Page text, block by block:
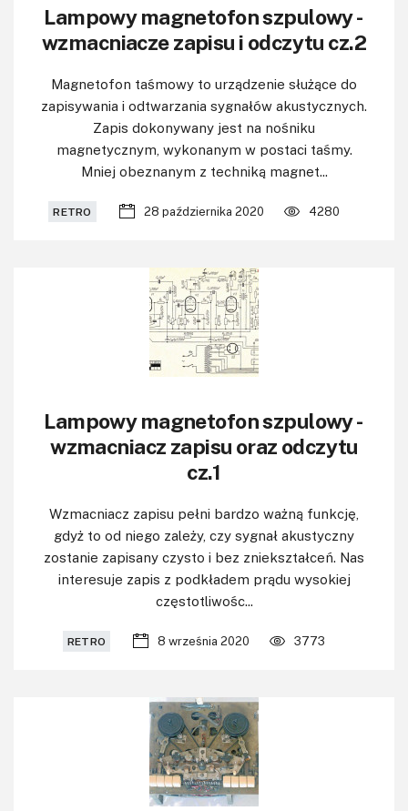
Lampowy magnetofon szpulowy -
wzmacniacze zapisu i odczytu cz.2
Magnetofon taśmowy to urządzenie służące do
zapisywania i odtwarzania sygnałów akustycznych.
Zapis dokonywany jest na nośniku
magnetycznym, wykonanym w postaci taśmy.
Mniej obeznanym z techniką magnet...
RETRO 28 października 2020 4280
Lampowy magnetofon szpulowy -
wzmacniacz zapisu oraz odczytu
cz.1
Wzmacniacz zapisu pełni bardzo ważną funkcję,
gdyż to od niego zależy, czy sygnał akustyczny
zostanie zapisany czysto i bez zniekształceń. Nas
interesuje zapis z podkładem prądu wysokiej
częstotliwośc...
RETRO 8 września 2020 3773